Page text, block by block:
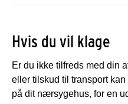
Hvis du vil klage
Er du ikke tilfreds med din
eller tilskud til transport
på dit nærsygehus, for en